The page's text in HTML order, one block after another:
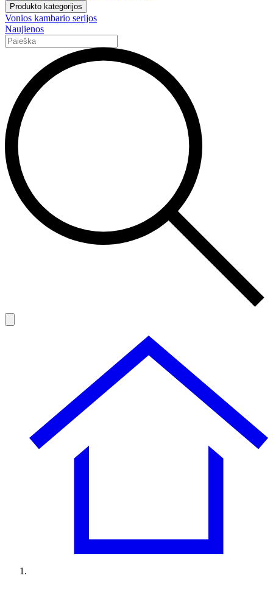
Produkto kategorijos
Vonios kambario serijos
Naujienos